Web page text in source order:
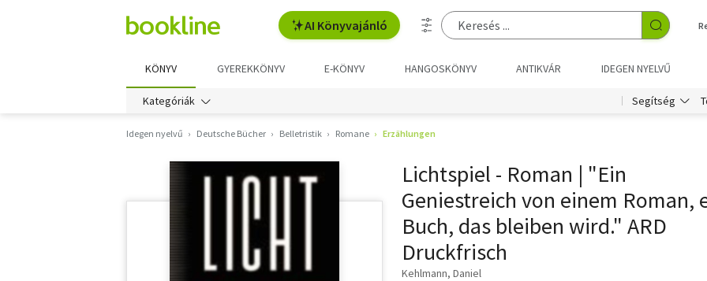
AI Könyvajánló
KÖNYV GYEREKKÖNYV E-KÖNYV HANGOSKÖNYV ANTIKVÁR IDEGEN NYELVŰ
Kategóriák Segítség
Idegen nyelvű Deutsche Bücher Belletristik Romane Erzählungen
Lichtspiel - Roman | "Ein
Geniestreich von einem Roman,
Buch, das bleiben wird." ARD
Druckfrisch
Kehlmann, Daniel